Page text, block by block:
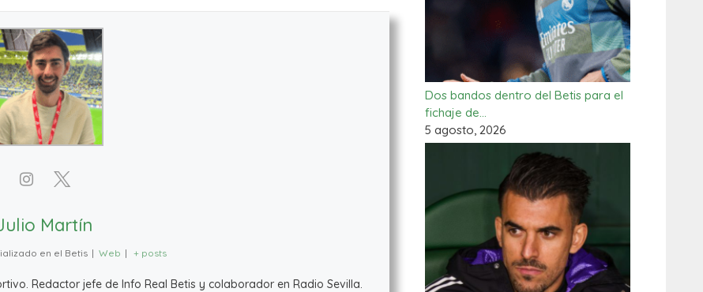
Martín
en el Betis | Web | + posts
Redactor jefe de Info Real Betis y colaborador en Radio Sevilla.
Dos bandos dentro del Betis para el
fichaje de…
5 agosto, 2026